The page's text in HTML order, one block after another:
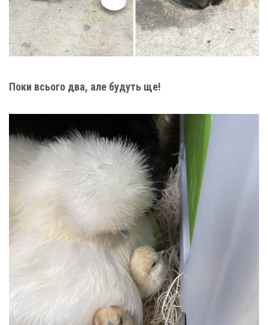
Поки всього два, але будуть ще!